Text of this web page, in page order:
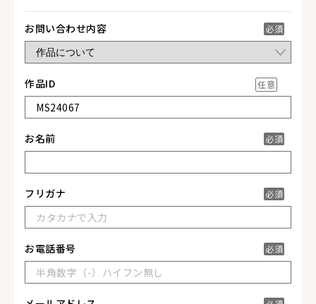
お問い合わせ内容 必須
作品ID 任意
お名前 必須
フリガナ 必須
お電話番号 必須